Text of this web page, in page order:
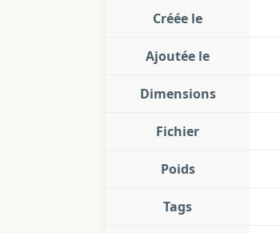
Créée le
Ajoutée le
Dimensions
Fichier
Poids
Tags